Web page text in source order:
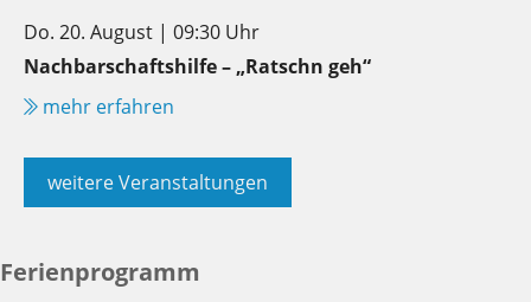
Do. 20. August | 09:30 Uhr
Nachbarschaftshilfe – „Ratschn geh“
mehr erfahren
weitere Veranstaltungen
Ferienprogramm